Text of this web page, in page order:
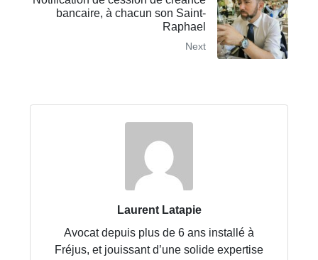
bancaire, à chacun son Saint-
Raphael
Next
Laurent Latapie
Avocat depuis plus de 6 ans installé à
Fréjus, et jouissant d’une solide expertise